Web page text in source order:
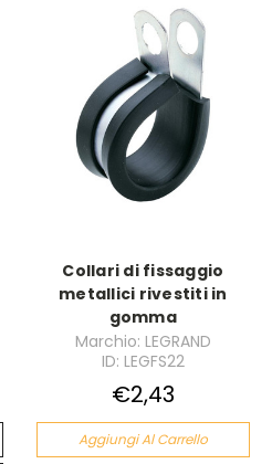
Collari di fissaggio
metallici rivestiti in
gomma
Marchio: LEGRAND
ID: LEGFS22
€2,43
Aggiungi Al Carrello